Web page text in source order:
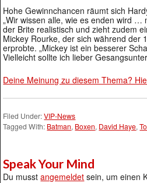
Hohe Gewinnchancen räumt sich
„Wir wissen alle, wie es enden wird …
der Brite realistisch und zieht zudem
Mickey Rourke, der sich während der
erprobte. „Mickey ist ein besserer
Vielleicht sollte ich lieber
Deine Meinung zu diesem Thema?
Filed Under:VIP-News
Tagged With: Batman, Boxen, David Haye,
Speak Your Mind
Du musstangemeldet sein, um einen